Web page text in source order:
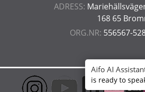
ADRESS:
168 65
ORG.NR: 556567-
Aifo AI
is ready to